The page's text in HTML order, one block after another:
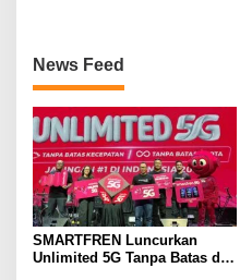
News Feed
SMARTFREN Luncurkan
Unlimited 5G Tanpa Batas di